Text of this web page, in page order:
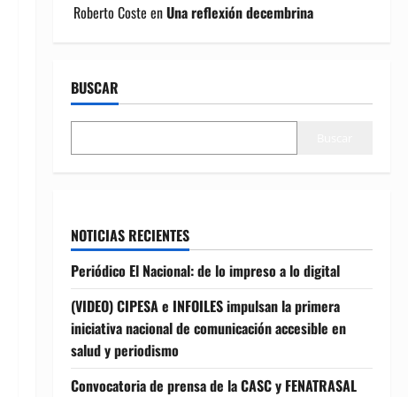
Roberto Coste enUna reflexión decembrina
BUSCAR
NOTICIAS RECIENTES
Periódico El Nacional: de lo impreso a lo digital
(VIDEO) CIPESA e INFOILES impulsan la primera
iniciativa nacional de comunicación accesible en
salud y periodismo
Convocatoria de prensa de la CASC y FENATRASAL